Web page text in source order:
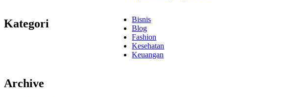
Kategori
Bisnis
Blog
Fashion
Kesehatan
Keuangan
Archive